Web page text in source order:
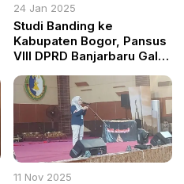
24 Jan 2025
Studi Banding ke
Kabupaten Bogor, Pansus
VIII DPRD Banjarbaru Gali
Stunting
11 Nov 2025